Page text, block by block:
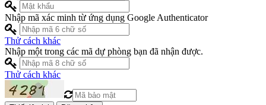
Nhập mã xác minh từ ứng dụng Google Authenticator
Thử cách khác
Nhập một trong các mã dự phòng bạn đã nhận được.
Thử cách khác